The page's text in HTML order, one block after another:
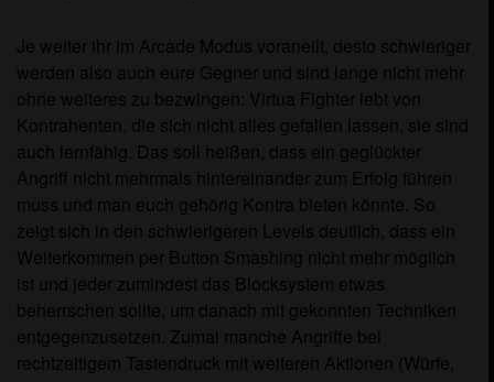
Je weiter ihr im Arcade Modus voraneilt, desto schwieriger
werden also auch eure Gegner und sind lange nicht mehr
ohne weiteres zu bezwingen: Virtua Fighter lebt von
Kontrahenten, die sich nicht alles gefallen lassen, sie sind
auch lernfähig. Das soll heißen, dass ein geglückter
Angriff nicht mehrmals hintereinander zum Erfolg führen
muss und man euch gehörig Kontra bieten könnte. So
zeigt sich in den schwierigeren Levels deutlich, dass ein
Weiterkommen per Button Smashing nicht mehr möglich
ist und jeder zumindest das Blocksystem etwas
beherrschen sollte, um danach mit gekonnten Techniken
entgegenzusetzen. Zumal manche Angriffe bei
rechtzeitigem Tastendruck mit weiteren Aktionen (Würfe,